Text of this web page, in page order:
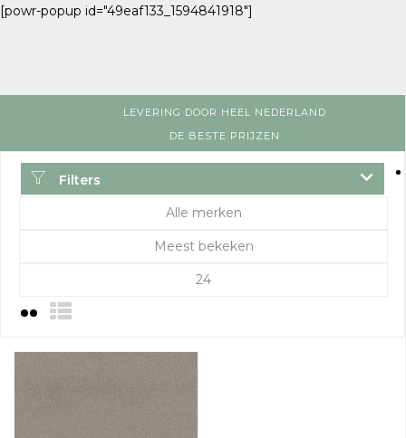
[powr-popup id="49eaf133_1594841918"]
LEVERING DOOR HEEL NEDERLAND
DE BESTE PRIJZEN
Filters
Alle merken
Meest bekeken
24